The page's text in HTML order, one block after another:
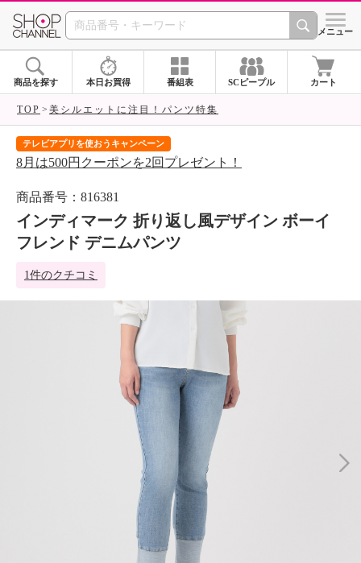
SHOP CHANNEL シメニュー
商品を探す 本日お買得 番組表 SCピープル カート
TOP 美シルエットに注目！パンツ特集
テレビアプリを使おうキャンペーン
8月は500円クーポンを2回プレゼント！
商品番号：816381
インディマーク 折り返し風デザイン ボーイ
フレンド デニムパンツ
1件のクチコミ